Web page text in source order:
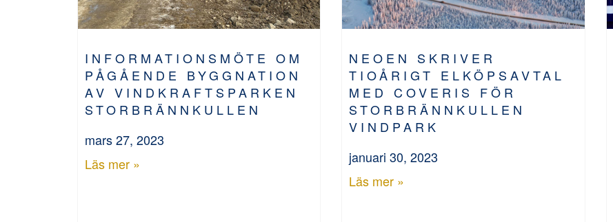
INFORMATIONSMÖTE OM
PÅGÅENDE BYGGNATION
AV VINDKRAFTSPARKEN
STORBRÄNNKULLEN
mars 27, 2023
Läs mer »
NEOEN SKRIVER
TIOÅRIGT ELKÖPSAVTAL
MED COVERIS FÖR
STORBRÄNNKULLEN
VINDPARK
januari 30, 2023
Läs mer »